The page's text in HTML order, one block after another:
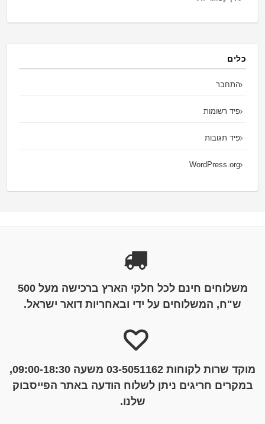
כלים
התחבר
פיד רשומות
פיד תגובות
WordPress.org
משלוחים חינם לכל חלקי הארץ ברכישה מעל 500
ש"ח, המשלוחים על ידי ובאחריות דואר ישראל.
מוקד שרות לקוחות 03-5051162 משעה 09:00-18:30,
במקרים חריגים ניתן לשלוח הודעה באתר הפייסבוק
שלנו.